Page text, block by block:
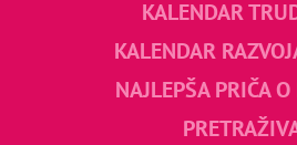
KALENDAR
KALENDAR
NAJLEPŠA PRIČA O